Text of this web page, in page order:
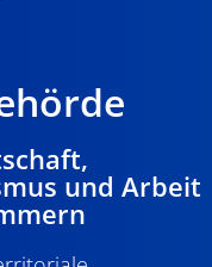
und Arbeit